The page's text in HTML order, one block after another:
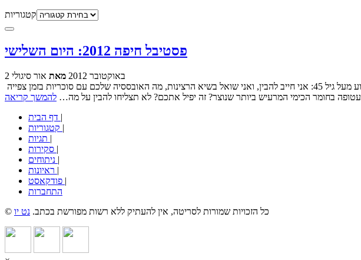
קטגוריות
פסטיבל חיפה 2012: היום השלישי
2 באוקטובר 2012 מאת אור סיגולי
בחומר הכימי המרעיש ביותר שנוצר? זה יפיל אתכם? לא תצליחו להבין על מה… להמשך קריאה
|
|
|
|
|
|
|
התחברות
© כל הזכויות שמורות לסריטה, אין להעתיק ללא רשות מפורשת בכתב. נט יו